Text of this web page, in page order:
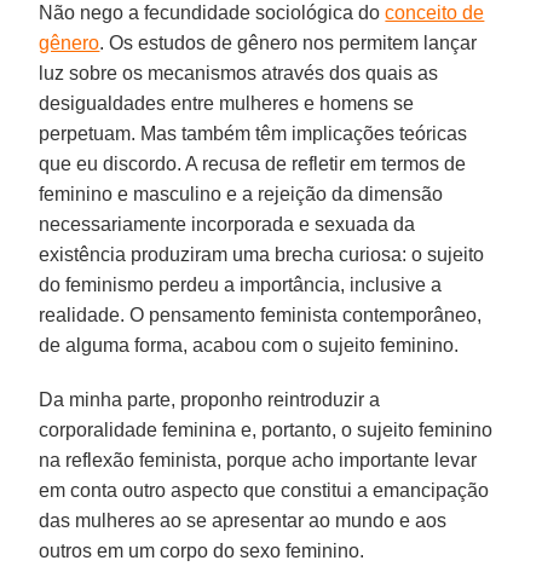
Não nego a fecundidade sociológica doconceito de
gênero. Os estudos de gênero nos permitem lançar
luz sobre os mecanismos através dos quais as
desigualdades entre mulheres e homens se
perpetuam. Mas também têm implicações teóricas
que eu discordo. A recusa de refletir em termos de
feminino e masculino e a rejeição da dimensão
necessariamente incorporada e sexuada da
existência produziram uma brecha curiosa: o sujeito
do feminismo perdeu a importância, inclusive a
realidade. O pensamento feminista contemporâneo,
de alguma forma, acabou com o sujeito feminino.
Da minha parte, proponho reintroduzir a
corporalidade feminina e, portanto, o sujeito feminino
na reflexão feminista, porque acho importante levar
em conta outro aspecto que constitui a emancipação
das mulheres ao se apresentar ao mundo e aos
outros em um corpo do sexo feminino.